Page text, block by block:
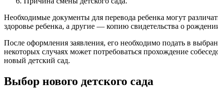
Необходимые документы для перевода ребенка могут
здоровье ребенка, а другие — копию свидетельства о
После оформления заявления, его необходимо подать в
некоторых случаях может потребоваться прохождение
новый детский сад.
Выбор нового детского сада